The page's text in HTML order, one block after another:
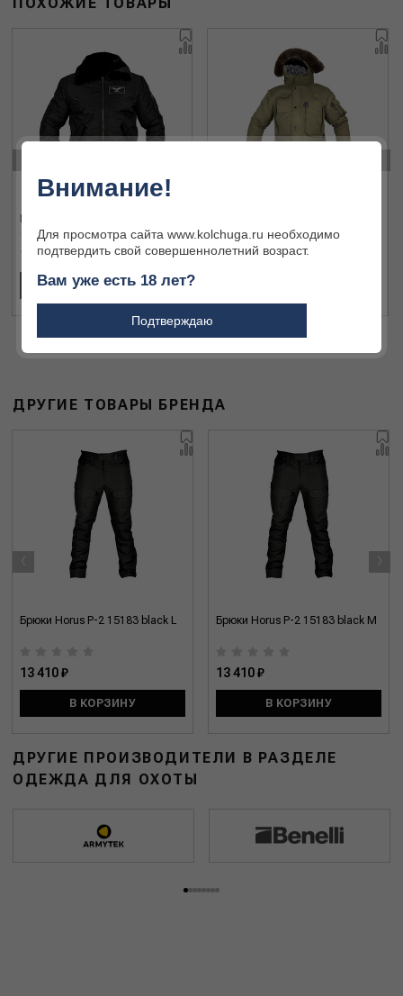
17 410 ₽
В КОРЗИНУ
21 430 ₽
ДРУГИЕ ТОВАРЫ БРЕНДА
Брюки Horus P-2 15183 black L
13 410 ₽
В КОРЗИНУ
Брюки Horus P-2 15183 black M
13 410 ₽
В КОРЗИНУ
‹ ›
ДРУГИЕ ПРОИЗВОДИТЕЛИ В РАЗДЕЛЕ
ОДЕЖДА ДЛЯ ОХОТЫ
Внимание!
Для просмотра сайта www.kolchuga.ru необходимо
подтвердить свой совершеннолетний возраст.
Вам уже есть 18 лет?
Подтверждаю